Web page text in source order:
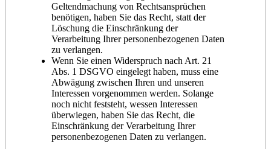
Geltendmachung von Rechtsansprüchen
benötigen, haben Sie das Recht, statt der
Löschung die Einschränkung der
Verarbeitung Ihrer personenbezogenen Daten
zu verlangen.
Wenn Sie einen Widerspruch nach Art. 21
Abs. 1 DSGVO eingelegt haben, muss eine
Abwägung zwischen Ihren und unseren
Interessen vorgenommen werden. Solange
noch nicht feststeht, wessen Interessen
überwiegen, haben Sie das Recht, die
Einschränkung der Verarbeitung Ihrer
personenbezogenen Daten zu verlangen.